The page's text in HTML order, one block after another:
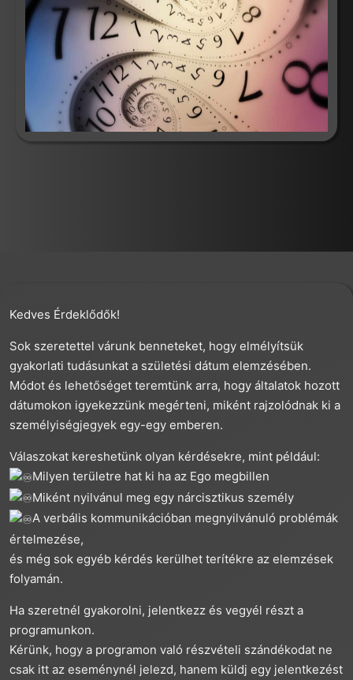
Kedves Érdeklődők!
Sok szeretettel várunk benneteket, hogy elmélyítsük
gyakorlati tudásunkat a születési dátum elemzésében.
Módot és lehetőséget teremtünk arra, hogy általatok hozott
dátumokon igyekezzünk megérteni, miként rajzolódnak ki a
személyiségjegyek egy-egy emberen.
Válaszokat kereshetünk olyan kérdésekre, mint például:
Milyen területre hat ki ha az Ego megbillen
Miként nyilvánul meg egy nárcisztikus személy
A verbális kommunikációban megnyilvánuló problémák
értelmezése,
és még sok egyéb kérdés kerülhet terítékre az elemzések
folyamán.
Ha szeretnél gyakorolni, jelentkezz és vegyél részt a
programunkon.
Kérünk, hogy a programon való részvételi szándékodat ne
csak itt az eseménynél jelezd, hanem küldj egy jelentkezést